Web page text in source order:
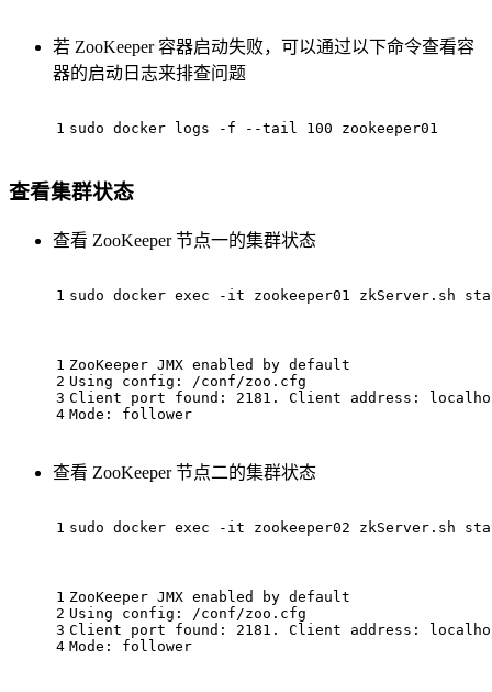
若 ZooKeeper 容器启动失败，可以通过以下命令查看容
器的启动日志来排查问题
1 sudo docker logs -f --tail 100 zookeeper01
查看集群状态
查看 ZooKeeper 节点一的集群状态
1 sudo docker exec -it zookeeper01 zkServer.sh
1
2
3
4
ZooKeeper JMX enabled by default
Using config: /conf/zoo.cfg
Client port found: 2181. Client address:
Mode: follower
查看 ZooKeeper 节点二的集群状态
1 sudo docker exec -it zookeeper02 zkServer.sh
1
2
3
4
ZooKeeper JMX enabled by default
Using config: /conf/zoo.cfg
Client port found: 2181. Client address:
Mode: follower